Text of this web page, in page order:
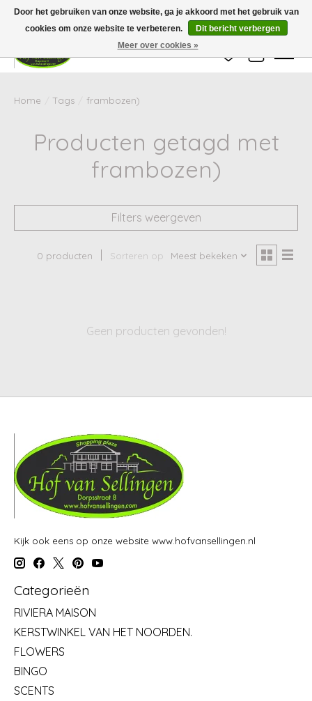
Wij zijn gesloten van 24 december tot en met 25 januari. Houd er rekening mee
dat de levertijd van uw bestelling in deze periode langer kan zijn dan
gebruikelijk.
Verlanglijst
Home Tags frambozen)
Producten getagd met
frambozen)
Filters weergeven
0 producten Sorteren op Meest bekeken
Geen producten gevonden!
Kijk ook eens op onze website www.hofvansellingen.nl
Categorieën
RIVIERA MAISON
KERSTWINKEL VAN HET NOORDEN.
FLOWERS
BINGO
SCENTS
Door het gebruiken van onze website, ga je akkoord met het gebruik van
cookies om onze website te verbeteren.
Dit bericht verbergen
Meer over cookies »